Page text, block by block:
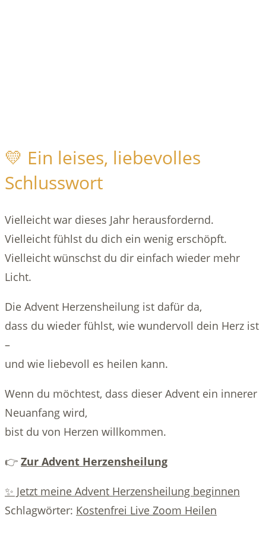
💛 Ein leises, liebevolles
Schlusswort
Vielleicht war dieses Jahr herausfordernd.
Vielleicht fühlst du dich ein wenig erschöpft.
Vielleicht wünschst du dir einfach wieder mehr
Licht.
Die Advent Herzensheilung ist dafür da,
dass du wieder fühlst, wie wundervoll dein Herz ist
–
und wie liebevoll es heilen kann.
Wenn du möchtest, dass dieser Advent ein innerer
Neuanfang wird,
bist du von Herzen willkommen.
👉 Zur Advent Herzensheilung
✨ Jetzt meine Advent Herzensheilung beginnen
Schlagwörter: Kostenfrei Live Zoom Heilen